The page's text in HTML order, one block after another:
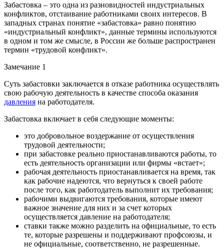
Забастовка – это одна из разновидностей индустриальных
конфликтов, отстаивание работниками своих интересов. В
западных странах понятие «забастовка» равно понятию
«индустриальный конфликт», данные термины используются
в одном и том же смысле, в России же больше распространен
термин «трудовой конфликт».
Замечание 1
Суть забастовки заключается в отказе работника осуществлять
свою рабочую деятельность в качестве способа оказания
давления на работодателя.
Забастовка включает в себя следующие моменты:
это добровольное воздержание от осуществления
трудовой деятельности;
при забастовке реально приостанавливаются работы, то
есть деятельность организации или фирмы «встает»;
рабочая деятельность приостанавливается на время, так
как рабочие надеются, что вернуться к своей работе
после того, как работодатель выполнит их требования;
рабочими выдвигаются требования, которые имеют
важное значение для них и за счет которых
осуществляется давление на работодателя;
ставки также можно разделить на официальные, то есть
те, которые разрешены и поддерживают профсоюзы, и
не официальные, соответственно, не разрешенные.